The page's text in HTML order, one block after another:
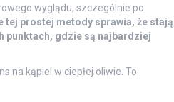
wyglądu, szczególnie po
tej prostej metody sprawia, że stają
punktach, gdzie są najbardziej
na kąpiel w ciepłej oliwie. To